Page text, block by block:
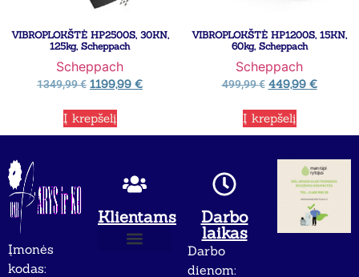
VIBROPLOKŠTĖ HP2500S, 30KN,
125kg, Scheppach
Scheppach
1349,99€ 1199,99 €
Į krepšelį
VIBROPLOKŠTĖ HP1200S, 15KN,
60kg, Scheppach
Scheppach
499,99€ 449,99 €
Į krepšelį
Įmonės
kodas:
Klientams
Darbo
laikas
Darbo
dienom: